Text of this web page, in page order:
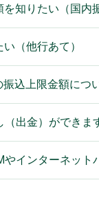
知りたい（国内
（他行あて）
込上限金額につ
（出金）ができま
やインターネッ